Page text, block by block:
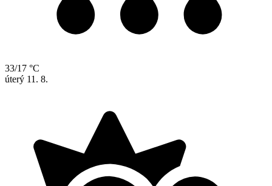
33/17 °C
úterý 11. 8.